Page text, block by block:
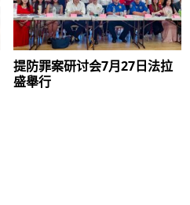
提防罪案研讨会7月27日法拉
盛舉行